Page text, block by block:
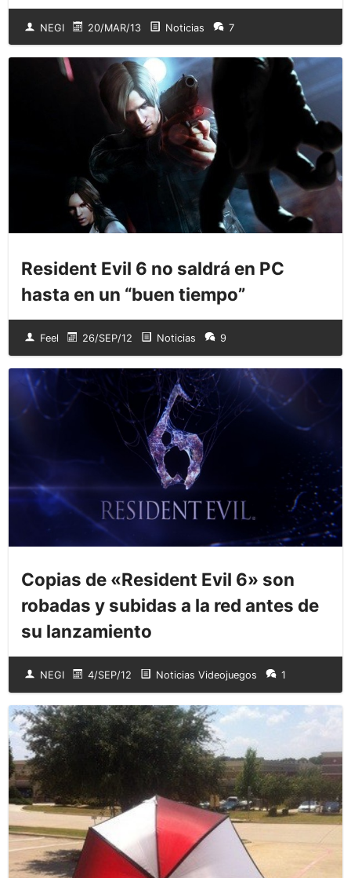
NEGI 20/MAR/13 Noticias 7
Resident Evil 6 no saldrá en PC
hasta en un “buen tiempo”
Feel 26/SEP/12 Noticias 9
Copias de «Resident Evil 6» son
robadas y subidas a la red antes de
su lanzamiento
NEGI 4/SEP/12 Noticias Videojuegos 1